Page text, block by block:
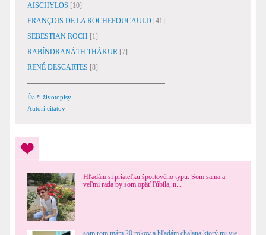
AISCHYLOS [10]
FRANÇOIS DE LA ROCHEFOUCAULD [41]
SEBESTIAN ROCH [1]
RABÍNDRANÁTH THÁKUR [7]
RENÉ DESCARTES [8]
Ďalší životopisy
Autori citátov
Hľadám si priateľku športového typu. Som sama a
veľmi rada by som opäť ľúbila, n...
som rom mám 20 rokov a hľadám chalana ktorý mi vie